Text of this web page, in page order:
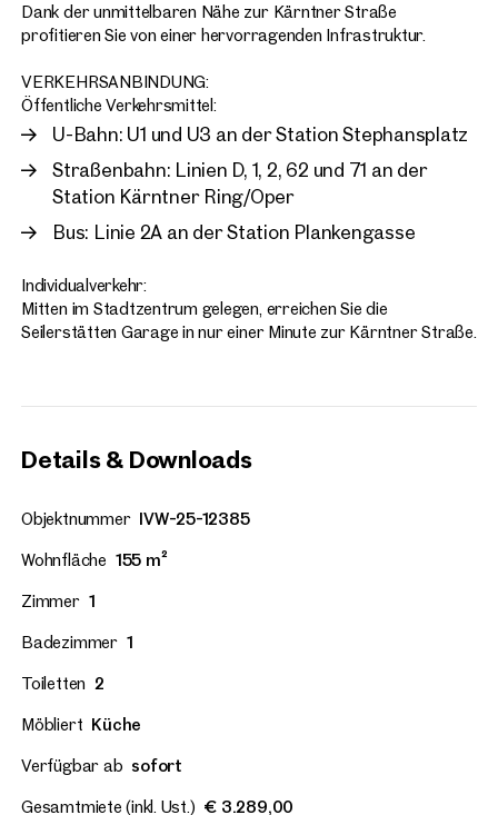
Dank der unmittelbaren Nähe zur Kärntner Straße
profitieren Sie von einer hervorragenden Infrastruktur.
VERKEHRSANBINDUNG:
Öffentliche Verkehrsmittel:
U-Bahn: U1 und U3 an der Station Stephansplatz
Straßenbahn: Linien D, 1, 2, 62 und 71 an der
Station Kärntner Ring/Oper
Bus: Linie 2A an der Station Plankengasse
Individualverkehr:
Mitten im Stadtzentrum gelegen, erreichen Sie die
Seilerstätten Garage in nur einer Minute zur Kärntner Straße.
Details & Downloads
Objektnummer IVW-25-12385
Wohnfläche 155 m²
Zimmer 1
Badezimmer 1
Toiletten 2
Möbliert Küche
Verfügbar ab sofort
Gesamtmiete (inkl. Ust.) € 3.289,00